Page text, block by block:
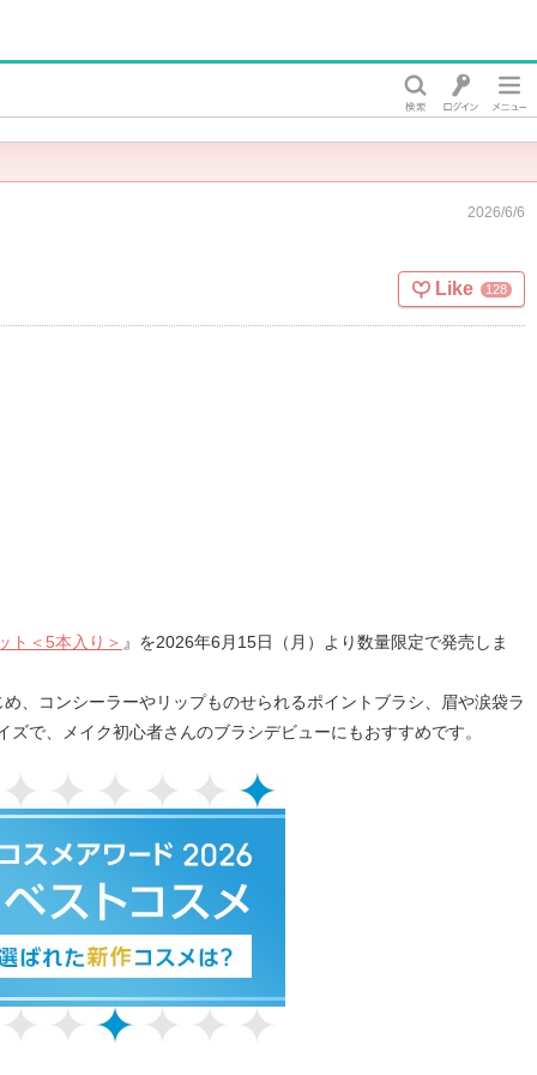
2026/6/6
Like 128
ト＜5本入り＞ 』を2026年6月15日（月）より数量限定で発売しま
、コンシーラーやリップものせられるポイントブラシ、眉や涙袋ラ
で、メイク初心者さんのブラシデビューにもおすすめです。